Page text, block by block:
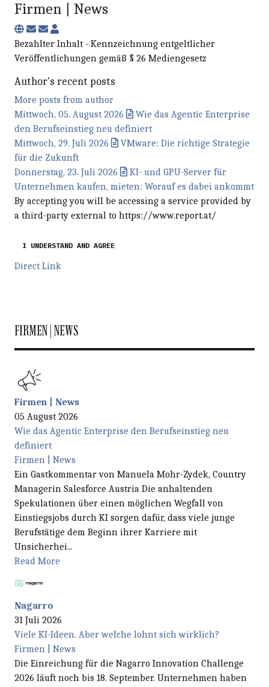
Firmen | News
Subscribe to updates from author
Unsubscribe to updates from author
Firmen | News
Bezahlter Inhalt - Kennzeichnung entgeltlicher
Veröffentlichungen gemäß § 26 Mediengesetz
Author's recent posts
More posts from author
Mittwoch, 05. August 2026
Wie das Agentic Enterprise
den Berufseinstieg neu definiert
Mittwoch, 29. Juli 2026
VMware: Die richtige Strategie
für die Zukunft
Donnerstag, 23. Juli 2026
KI- und GPU-Server für
Unternehmen kaufen, mieten: Worauf es dabei ankommt
By accepting you will be accessing a service provided by
a third-party external to https://www.report.at/
I UNDERSTAND AND AGREE
Direct Link
FIRMEN | NEWS
Firmen | News
05 August 2026
Wie das Agentic Enterprise den Berufseinstieg neu
definiert
Firmen | News
Ein Gastkommentar von Manuela Mohr-Zydek, Country
Managerin Salesforce Austria Die anhaltenden
Spekulationen über einen möglichen Wegfall von
Einstiegsjobs durch KI sorgen dafür, dass viele junge
Berufstätige dem Beginn ihrer Karriere mit
Unsicherhei...
Read More
Nagarro
31 Juli 2026
Viele KI-Ideen. Aber welche lohnt sich wirklich?
Firmen | News
Die Einreichung für die Nagarro Innovation Challenge
2026 läuft noch bis 18. September. Unternehmen haben